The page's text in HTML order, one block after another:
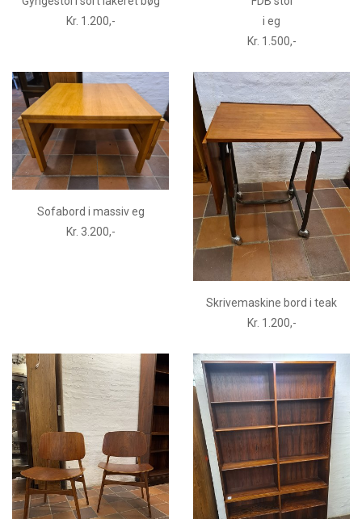
Kr. 1.200,-
i eg
Kr. 1.500,-
Sofabord i massiv eg
Kr. 3.200,-
Skrivemaskine bord i teak
Kr. 1.200,-